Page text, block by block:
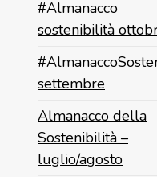
#Almanacco
sostenibilità
settembre
Almanacco della
Sostenibilità –
luglio/agosto